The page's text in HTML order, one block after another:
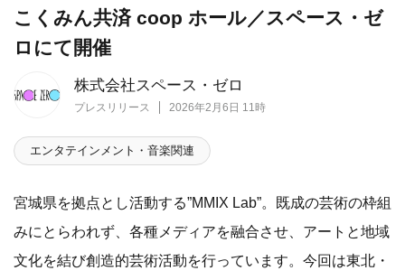
株式会社スペース・ゼロ
プレスリリース 2026年2月6日 11時
こくみん共済 coop ホール／スペース・ゼ
ロにて開催
エンタテインメント・音楽関連
宮城県を拠点とし活動する”MMIX Lab”。既成の芸術の枠組
みにとらわれず、各種メディアを融合させ、アートと地域
文化を結び創造的芸術活動を行っています。今回は東北・